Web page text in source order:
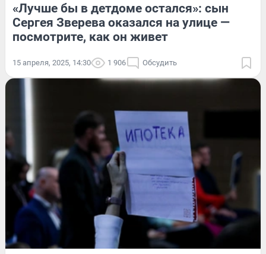
«Лучше бы в детдоме остался»: сын
Сергея Зверева оказался на улице —
посмотрите, как он живет
15 апреля, 2025, 14:30 1 906 Обсудить